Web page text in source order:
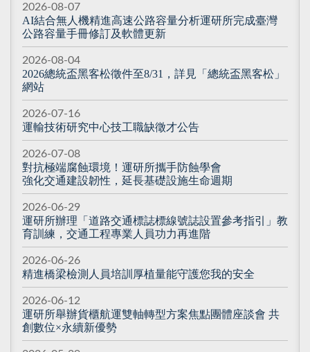
2026-08-07
AI結合無人機精進高速公路容量分析運研所完成臺灣
公路容量手冊修訂及軟體更新
2026-08-04
2026總統盃黑客松徵件至8/31，詳見「總統盃黑客松」
網站
2026-07-16
運輸技術研究中心技工職缺徵才公告
2026-07-08
對抗極端腐蝕環境！運研所攜手防蝕學會
強化交通建設韌性，延長基礎設施生命週期
2026-06-29
運研所辦理「道路交通標誌標線號誌設置參考指引」教
育訓練，交通工程專業人員功力再進階
2026-06-26
精進橋梁檢測人員培訓厚植量能守護您我的安全
2026-06-12
運研所舉辦貨櫃航運雙軸轉型方案焦點團體座談會 共
創數位×永續新優勢